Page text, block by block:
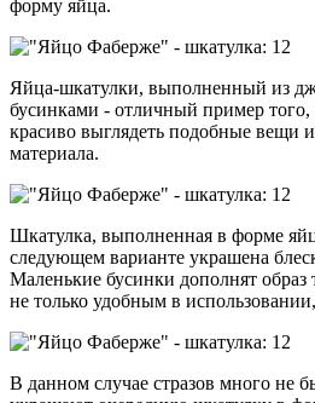
форму яйца.
Яйца-шкатулки, выполненный из
бусинками - отличный пример
красиво выглядеть подобные вещи
материала.
Шкатулка, выполненная в форме
следующем варианте украшена
Маленькие бусинки дополнят образ
не только удобным в
В данном случае стразов много не